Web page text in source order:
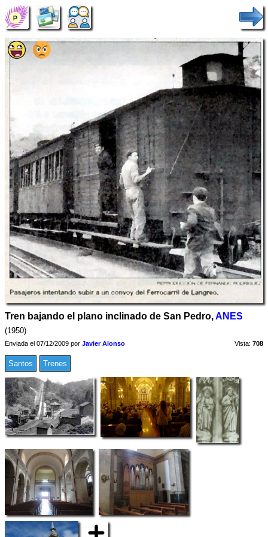
Tren bajando el plano inclinado de San Pedro,ANES
(1950)
Enviada el 07/12/2009 por Javier Alonso Vista: 708
Santos Trenes